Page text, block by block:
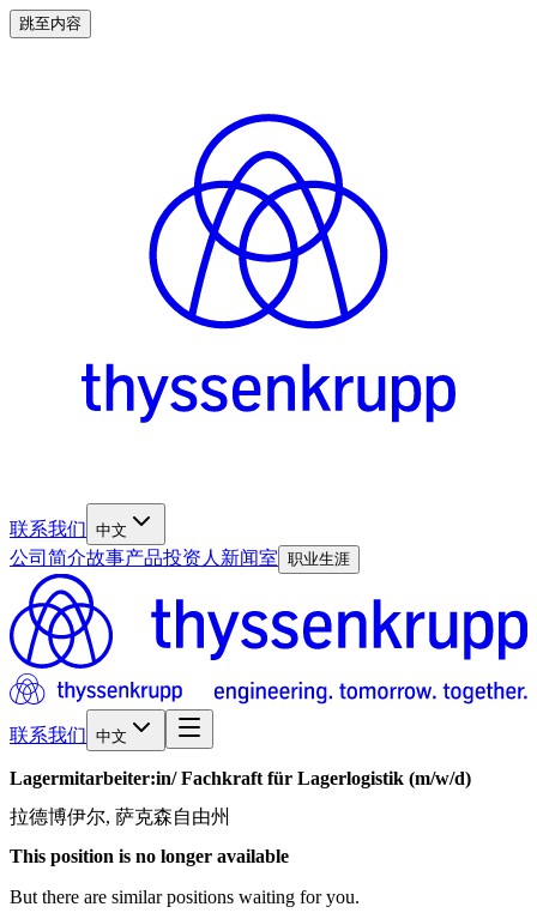
跳至内容
联系我们 中文
公司简介故事产品投资人 新闻室 职业生涯
联系我们 中文
Lagermitarbeiter:in/​ Fachkraft für Lagerlogistik (m/w/d)
拉德博伊尔, 萨克森自由州
This position is no longer available
But there are similar positions waiting for you.